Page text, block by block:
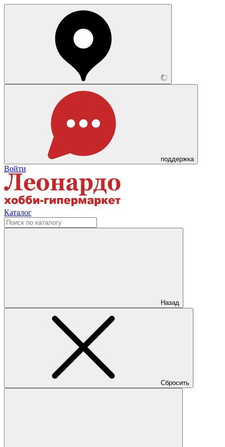
поддержка
Войти
Каталог
Назад
Сбросить